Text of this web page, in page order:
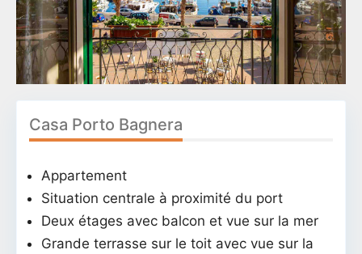
Casa Porto Bagnera
Appartement
Situation centrale à proximité du port
Deux étages avec balcon et vue sur la mer
Grande terrasse sur le toit avec vue sur la